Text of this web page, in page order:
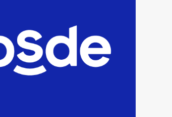
que intentaron evadir a
la Policía fueron
detenidos por
comercialización de
drogas en la tarde del
sábado